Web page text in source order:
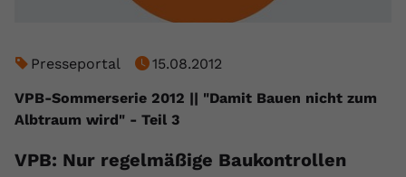
Presseportal
15.08.2012
VPB-Sommerserie 2012 || "Damit Bauen nicht zum
Albtraum wird" - Teil 3
VPB: Nur regelmäßige Baukontrollen